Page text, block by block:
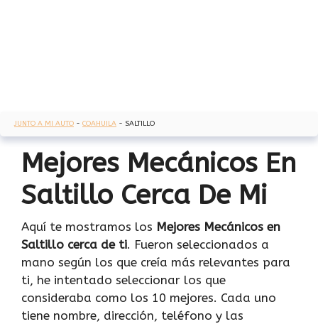
JUNTO A MI AUTO - COAHUILA - SALTILLO
Mejores Mecánicos En
Saltillo Cerca De Mi
Aquí te mostramos los Mejores Mecánicos en
Saltillo cerca de ti. Fueron seleccionados a
mano según los que creía más relevantes para
ti, he intentado seleccionar los que
consideraba como los 10 mejores. Cada uno
tiene nombre, dirección, teléfono y las